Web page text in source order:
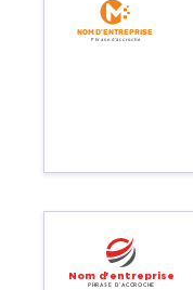
Nom d'entreprise
Phrase d'accroche
Nom d'entreprise
Phrase d'accroche